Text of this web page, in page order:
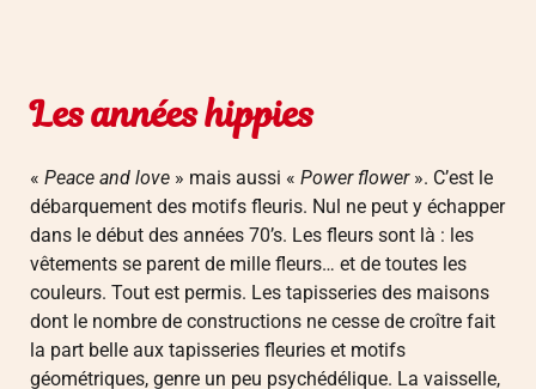
Les années hippies
« Peace and love » mais aussi « Power flower». C’est le
débarquement des motifs fleuris. Nul ne peut y échapper
dans le début des années 70’s. Les fleurs sont là : les
vêtements se parent de mille fleurs… et de toutes les
couleurs. Tout est permis. Les tapisseries des maisons
dont le nombre de constructions ne cesse de croître fait
la part belle aux tapisseries fleuries et motifs
géométriques, genre un peu psychédélique. La vaisselle,